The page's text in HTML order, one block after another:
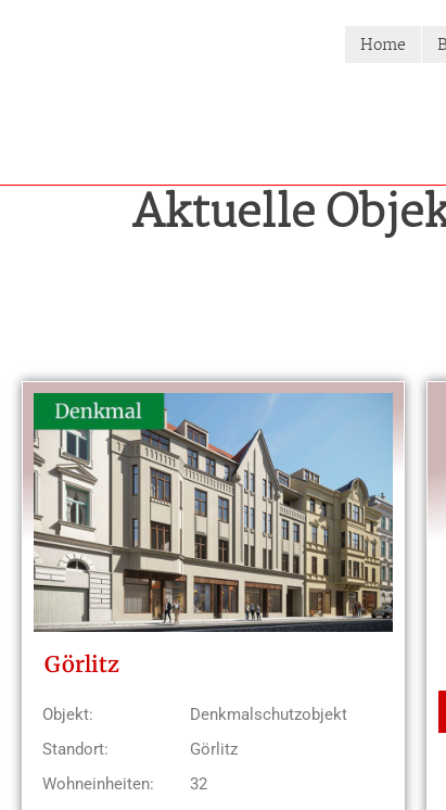
Home
Aktuelle
Görlitz
Objekt:
Denkmalschutzobjekt
Standort:
Görlitz
Wohneinheiten:
32